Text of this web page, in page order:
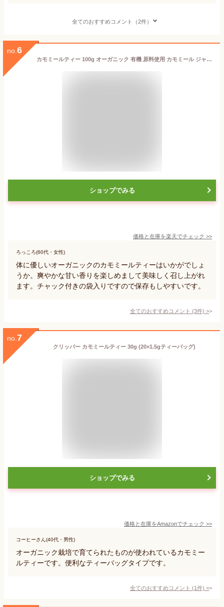
全てのおすすめコメント（2件）
no. 6
カモミールティー 100g オーガニック 有機 原料使用 カモミール ジャーマン ハーブティー nichie ニチエー
ショップでみる
価格と在庫を楽天でチェック >>
ろっころ(60代・女性)
体に優しいオーガニックのカモミールティーはいかがでしょ
うか。爽やかな甘い香りを楽しめまして美味しく召し上がれ
ます。チャック付きの袋入りですので保存もしやすいです。
全てのおすすめコメント (3件) >
no. 7
クリッパー カモミールティー 30g (20×1.5gティーバッグ)
ショップでみる
価格と在庫をAmazonでチェック >>
コーヒーさん(40代・男性)
オーガニック栽培で育てられたものが使われているカモミー
ルティーです。便利なティーバッグタイプです。
全てのおすすめコメント (1件) >